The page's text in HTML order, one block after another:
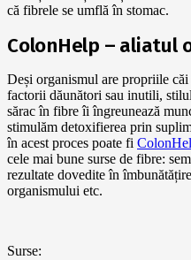
că fibrele se umflă în stomac.
ColonHelp – aliatul
Deși organismul are propriile
factorii dăunători sau inutili,
sărac în fibre îi îngreunează
stimulăm detoxifierea prin
în acest proces poate fi
cele mai bune surse de fibre:
rezultate dovedite în
organismului etc.
Surse: